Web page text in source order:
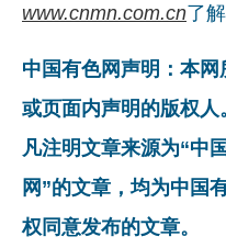
www.cnmn.com.cn了
中国有色网声明：本
或页面内声明的版权人
凡注明文章来源为“中
网”的文章，均为中国
权同意发布的文章。